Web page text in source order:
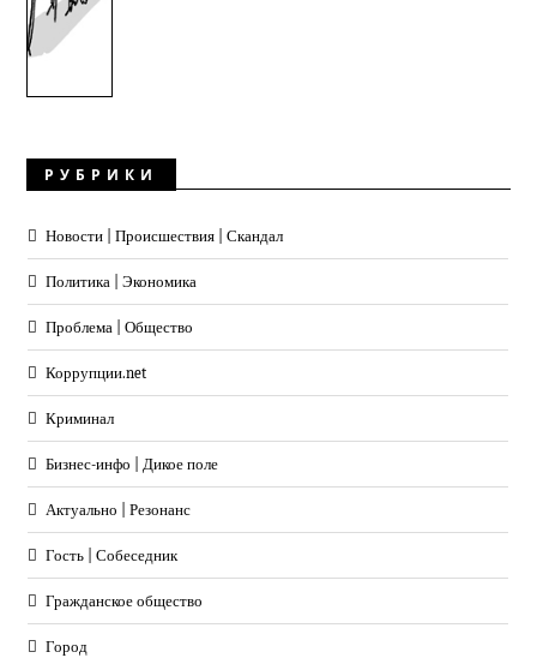
РУБРИКИ
Новости | Происшествия | Скандал
Политика | Экономика
Проблема | Общество
Коррупции.net
Криминал
Бизнес-инфо | Дикое поле
Актуально | Резонанс
Гость | Собеседник
Гражданское общество
Город